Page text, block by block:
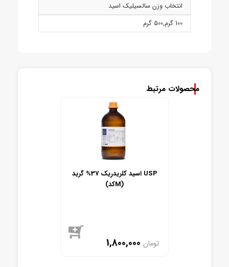
انتخاب وزن سالسيليک اسيد
100 گرم
,500 گرم
محصولات مرتبط
اسید کلریدریک 37% گرید USP
(کدM)
1,800,000 تومان